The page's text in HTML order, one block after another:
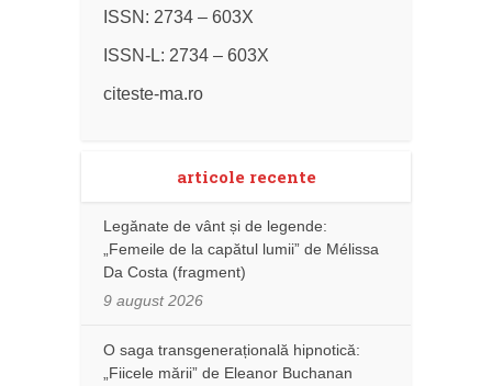
ISSN: 2734 – 603X
ISSN-L: 2734 – 603X
citeste-ma.ro
articole recente
Legănate de vânt și de legende:
„Femeile de la capătul lumii” de Mélissa
Da Costa (fragment)
9 august 2026
O saga transgenerațională hipnotică:
„Fiicele mării” de Eleanor Buchanan